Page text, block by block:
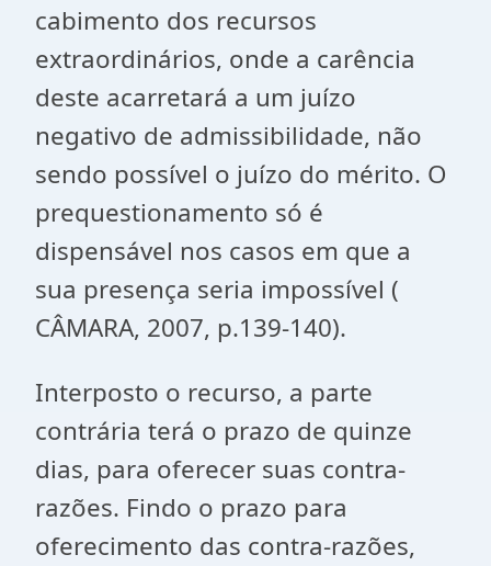
cabimento dos recursos
extraordinários, onde a carência
deste acarretará a um juízo
negativo de admissibilidade, não
sendo possível o juízo do mérito. O
prequestionamento só é
dispensável nos casos em que a
sua presença seria impossível (
CÂMARA, 2007, p.139-140).
Interposto o recurso, a parte
contrária terá o prazo de quinze
dias, para oferecer suas contra-
razões. Findo o prazo para
oferecimento das contra-razões,